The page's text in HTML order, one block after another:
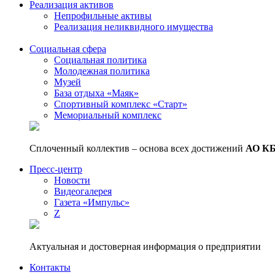
Реализация активов
Непрофильные активы
Реализация неликвидного имущества
Социальная сфера
Социальная политика
Молодежная политика
Музей
База отдыха «Маяк»
Спортивный комплекс «Старт»
Мемориальный комплекс
Сплоченный коллектив – основа всех достижений АО
Пресс-центр
Новости
Видеогалерея
Газета «Импульс»
Z
Актуальная и достоверная информация о предприятии
Контакты